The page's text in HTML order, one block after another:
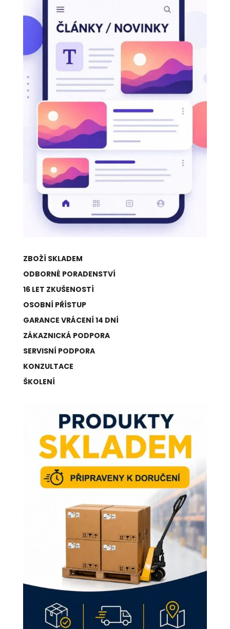
ZBOŽÍ SKLADEM
ODBORNÉ PORADENSTVÍ
16 LET ZKUŠENOSTÍ
OSOBNÍ PŘÍSTUP
GARANCE VRÁCENÍ 14 DNÍ
ZÁKAZNICKÁ PODPORA
SERVISNÍ PODPORA
KONZULTACE
ŠKOLENÍ